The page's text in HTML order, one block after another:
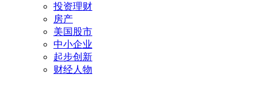
投资理财
房产
美国股市
中小企业
起步创新
财经人物